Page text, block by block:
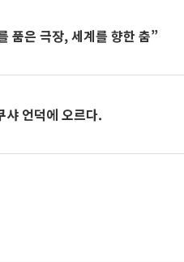
품은 극장, 세계를 향한 춤”
샤 언덕에 오르다.